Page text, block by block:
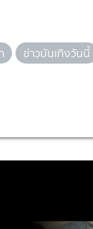
ข่าวบันเทิงวันนี้